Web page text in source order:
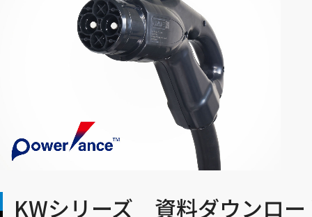
KWシリーズ 資料ダウンロー